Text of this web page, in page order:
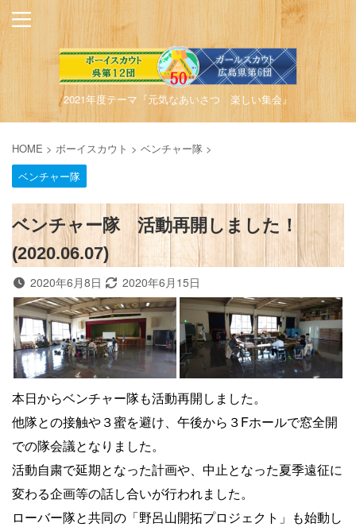
2021年度テーマ『元気なあいさつ 楽しい集会』
HOME > ボーイスカウト > ベンチャー隊 >
ベンチャー隊
ベンチャー隊 活動再開しました！
(2020.06.07)
2020年6月8日 2020年6月15日
本日からベンチャー隊も活動再開しました。
他隊との接触や３蜜を避け、午後から３Fホールで窓全開
での隊会議となりました。
活動自粛で延期となった計画や、中止となった夏季遠征に
変わる企画等の話し合いが行われました。
ローバー隊と共同の「野呂山開拓プロジェクト」も始動し